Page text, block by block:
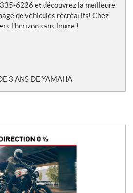
6226 et découvrez la meilleure
de véhicules récréatifs! Chez
l'horizon sans limite !
3 ANS DE YAMAHA